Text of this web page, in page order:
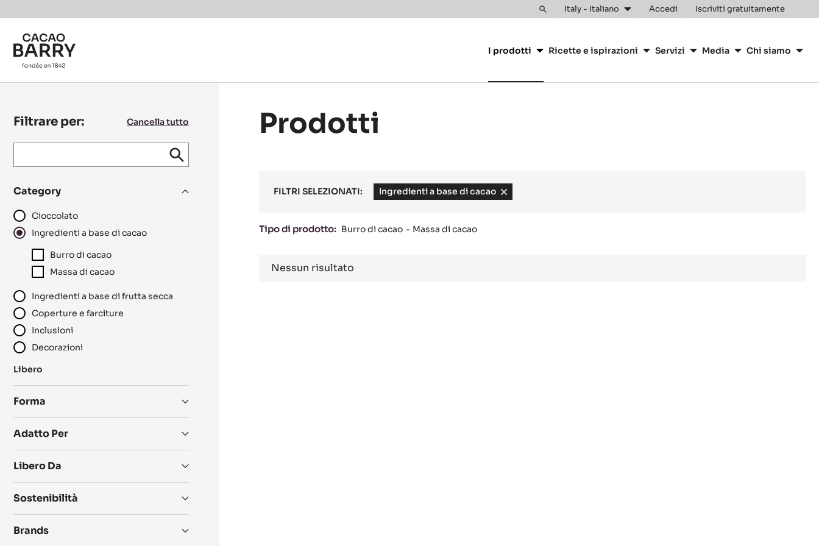
Skip to main content
Toggle
Italy - Italiano Accedi Iscriviti gratuitamente
navigation
I prodotti Ricette e ispirazioni Servizi Media Chi siamo
Filtrare per: Cancella tutto
search
/
N°
Invia
Category
Cioccolato
Ingredienti a base di cacao
Burro di cacao
Massa di cacao
Ingredienti a base di frutta secca
Coperture e farciture
Inclusioni
Decorazioni
Libero
Forma
Adatto Per
Libero Da
Sostenibilità
Brands
Prodotti
FILTRI SELEZIONATI: Ingredienti a base di cacao
Tipo di prodotto: Burro di cacao Massa di cacao
Results
Nessun risultato